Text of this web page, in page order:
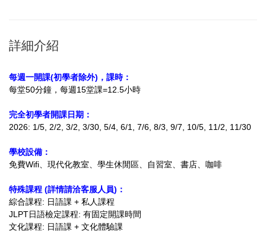
詳細介紹
每週一開課(初學者除外)，課時：
每堂50分鐘，每週15堂課=12.5小時
完全初學者開課日期：
2026: 1/5, 2/2, 3/2, 3/30, 5/4, 6/1, 7/6, 8/3, 9/7, 10/5, 11/2, 11/30
學校設備：
免費Wifi、現代化教室、學生休閒區、自習室、書店、咖啡
特殊課程 (詳情請洽客服人員)：
綜合課程: 日語課 + 私人課程
JLPT日語檢定課程: 有固定開課時間
文化課程: 日語課 + 文化體驗課